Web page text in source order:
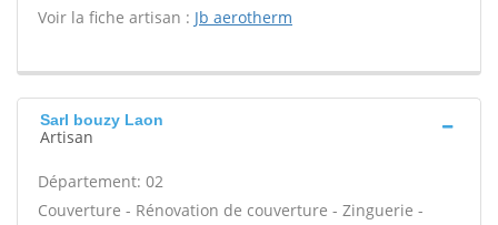
Voir la fiche artisan : Jb aerotherm
Sarl bouzy Laon
Artisan
Département: 02
Couverture - Rénovation de couverture - Zinguerie -